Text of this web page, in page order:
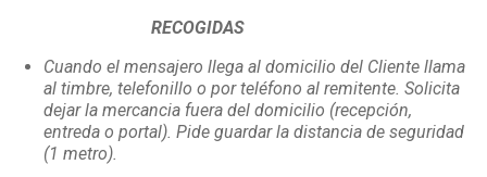
RECOGIDAS
Cuando el mensajero llega al domicilio del Cliente llama
al timbre, telefonillo o por teléfono al remitente. Solicita
dejar la mercancia fuera del domicilio (recepción,
entreda o portal). Pide guardar la distancia de seguridad
(1 metro).